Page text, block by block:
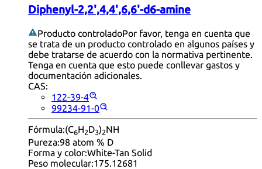
Diphenyl-2,2',4,4',6,6'-d6-amine
Producto controladoPor favor, tenga en cuenta que
se trata de un producto controlado en algunos países y
debe tratarse de acuerdo con la normativa pertinente.
Tenga en cuenta que esto puede conllevar gastos y
documentación adicionales.
CAS:
122-39-4
99234-91-0
Fórmula:(C6H2D3)2NH
Pureza:98 atom % D
Forma y color:White-Tan Solid
Peso molecular:175.12681